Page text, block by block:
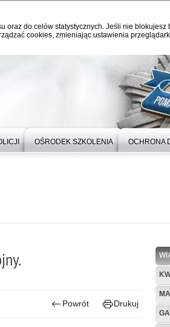
oraz do celów statystycznych. Jeśli nie
cookies, zmieniając ustawienia
OŚRODEK SZKOLENIA OCHRONA
Powrót Drukuj